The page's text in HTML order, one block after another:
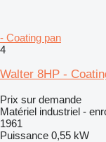
- Coating pan
4
Walter 8HP -
Prix sur demande
Matériel industriel -
1961
Puissance 0,55 kW